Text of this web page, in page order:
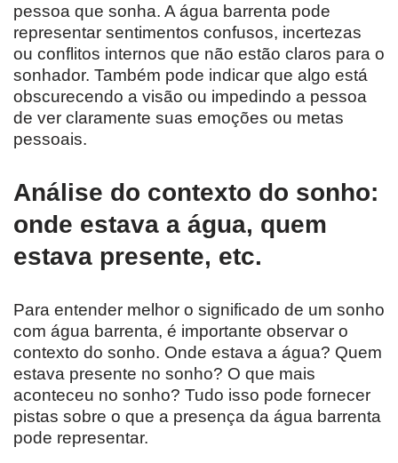
pessoa que sonha. A água barrenta pode
representar sentimentos confusos, incertezas
ou conflitos internos que não estão claros para o
sonhador. Também pode indicar que algo está
obscurecendo a visão ou impedindo a pessoa
de ver claramente suas emoções ou metas
pessoais.
Análise do contexto do sonho:
onde estava a água, quem
estava presente, etc.
Para entender melhor o significado de um sonho
com água barrenta, é importante observar o
contexto do sonho. Onde estava a água? Quem
estava presente no sonho? O que mais
aconteceu no sonho? Tudo isso pode fornecer
pistas sobre o que a presença da água barrenta
pode representar.